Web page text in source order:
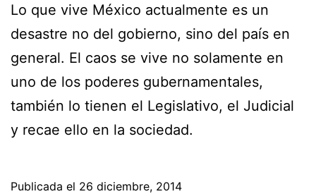
Lo que vive México actualmente es un
desastre no del gobierno, sino del país en
general. El caos se vive no solamente en
uno de los poderes gubernamentales,
también lo tienen el Legislativo, el Judicial
y recae ello en la sociedad.
Publicada el 26 diciembre, 2014